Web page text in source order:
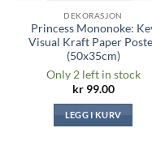
DEKORASJON
Princess Mononoke:
Visual Kraft Paper
(50x35cm)
Only 2 left in stock
kr99.00
LEGG I KURV